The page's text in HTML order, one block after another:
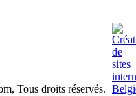
Tous droits réservés.